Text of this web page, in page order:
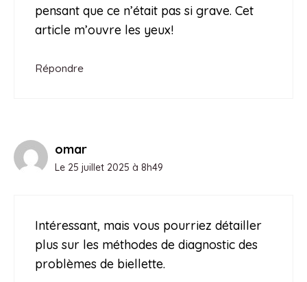
pensant que ce n’était pas si grave. Cet
article m’ouvre les yeux!
Répondre
omar
Le 25 juillet 2025 à 8h49
Intéressant, mais vous pourriez détailler
plus sur les méthodes de diagnostic des
problèmes de biellette.